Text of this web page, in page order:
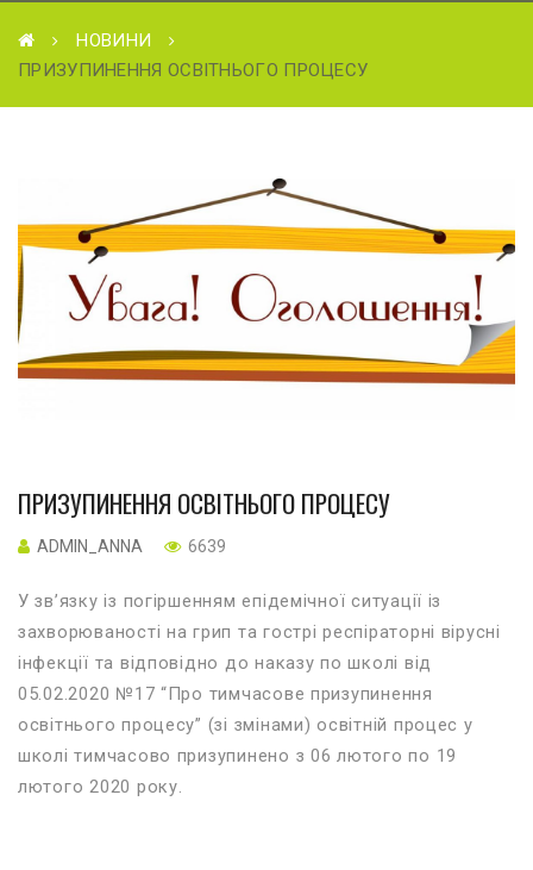
НОВИНИ
ПРИЗУПИНЕННЯ ОСВІТНЬОГО ПРОЦЕСУ
ПРИЗУПИНЕННЯ ОСВІТНЬОГО ПРОЦЕСУ
ADMIN_ANNA 6639
У зв’язку із погіршенням епідемічної ситуації із
захворюваності на грип та гострі респіраторні вірусні
інфекції та відповідно до наказу по школі від
05.02.2020 №17 “Про тимчасове призупинення
освітнього процесу” (зі змінами) освітній процес у
школі тимчасово призупинено з 06 лютого по 19
лютого 2020 року.